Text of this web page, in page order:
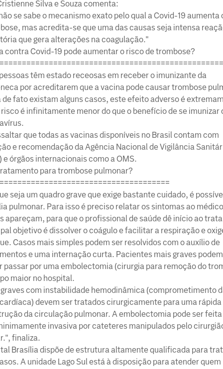
Silva e Souza comenta:
se sabe o mecanismo exato pelo qual a Covid-19 aumenta
mas acredita-se que uma das causas seja intensa
que gera alterações na coagulação."
contra Covid-19 pode aumentar o risco de trombose?
têm estado receosas em receber o imunizante da
por acreditarem que a vacina pode causar trombose
de fato existam alguns casos, este efeito adverso é
risco é infinitamente menor do que o benefício de se imunizar
que todas as vacinas disponíveis no Brasil contam com
e recomendação da Agência Nacional de Vigilância
e órgãos internacionais como a OMS.
para trombose pulmonar?
seja um quadro grave que exige bastante cuidado, é
pulmonar. Para isso é preciso relatar os sintomas ao
apareçam, para que o profissional de saúde dê início ao
objetivo é dissolver o coágulo e facilitar a respiração e
Casos mais simples podem ser resolvidos com o auxílio de
e uma internação curta. Pacientes mais graves podem
passar por uma embolectomia (cirurgia para remoção do
maior no hospital.
graves com instabilidade hemodinâmica (comprometimento
devem ser tratados cirurgicamente para uma rápida
da circulação pulmonar. A embolectomia pode ser feita
invasiva por cateteres manipulados pelo
finaliza.
Brasília dispõe de estrutura altamente qualificada para
A unidade Lago Sul está à disposição para atender